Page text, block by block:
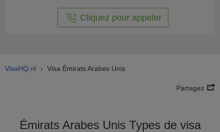
Cliquez pour appeler
VisaHQ.nl › Visa Émirats Arabes Unis
Partagez
Émirats Arabes Unis Types de visa